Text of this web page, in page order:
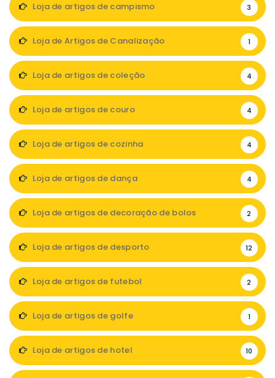
Loja de artigos de campismo 3
Loja de Artigos de Canalização 1
Loja de artigos de coleção 4
Loja de artigos de couro 4
Loja de artigos de cozinha 4
Loja de artigos de dança 4
Loja de artigos de decoração de bolos 2
Loja de artigos de desporto 12
Loja de artigos de futebol 2
Loja de artigos de golfe 1
Loja de artigos de hotel 10